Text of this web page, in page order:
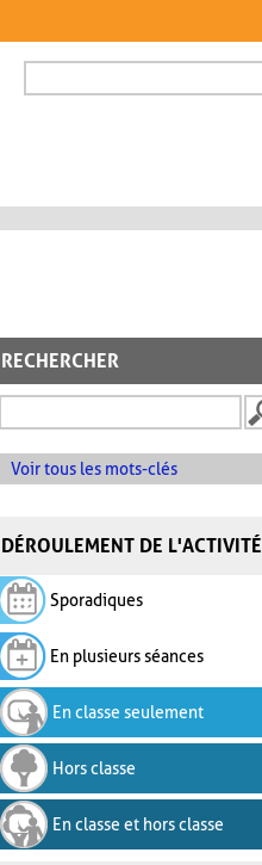
FORMULAIRE DE
RECHERCHER
Voir tous les mots-clés
DÉROULEMENT DE L'ACTIVITÉ
Sporadiques
En plusieurs séances
En classe seulement
Hors classe
En classe et hors classe